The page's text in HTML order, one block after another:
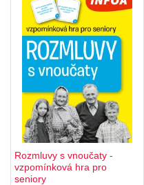
Rozmluvy s vnoučaty -
vzpomínková hra pro
seniory